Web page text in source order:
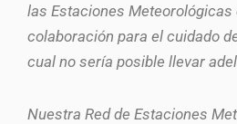
las Estaciones
colaboración para el cuidado
cual no sería posible llevar
Nuestra Red de Estaciones